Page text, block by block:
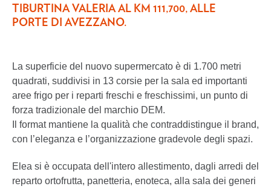
TIBURTINA VALERIA AL KM 111,700, ALLE
PORTE DI AVEZZANO.
La superficie del nuovo supermercato è di 1.700 metri
quadrati, suddivisi in 13 corsie per la sala ed importanti
aree frigo per i reparti freschi e freschissimi, un punto di
forza tradizionale del marchio DEM.
Il format mantiene la qualità che contraddistingue il brand,
con l’eleganza e l’organizzazione gradevole degli spazi.
Elea si è occupata dell'intero allestimento, dagli arredi del
reparto ortofrutta, panetteria, enoteca, alla sala dei generi